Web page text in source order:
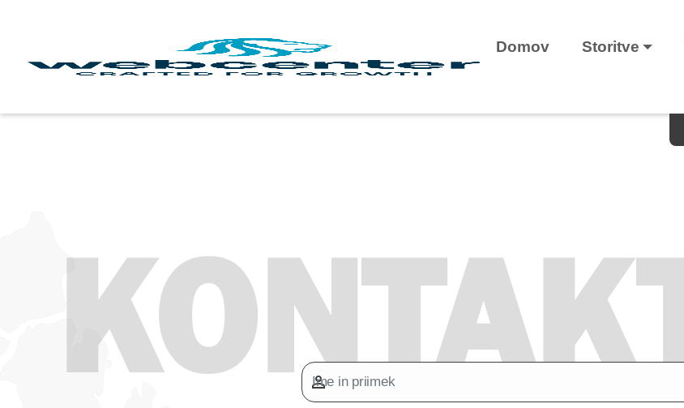
Main Navigation
Domov Storitve